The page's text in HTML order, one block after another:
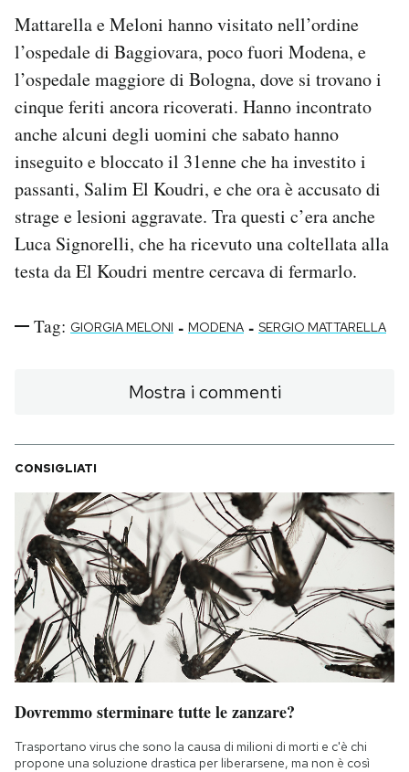
Mattarella e Meloni hanno visitato nell’ordine
l’ospedale di Baggiovara, poco fuori Modena, e
l’ospedale maggiore di Bologna, dove si trovano i
cinque feriti ancora ricoverati. Hanno incontrato
anche alcuni degli uomini che sabato hanno
inseguito e bloccato il 31enne che ha investito i
passanti, Salim El Koudri, e che ora è accusato di
strage e lesioni aggravate. Tra questi c’era anche
Luca Signorelli, che ha ricevuto una coltellata alla
testa da El Koudri mentre cercava di fermarlo.
Tag: GIORGIA MELONI - MODENA - SERGIO MATTARELLA
Mostra i commenti
CONSIGLIATI
Dovremmo sterminare tutte le zanzare?
Trasportano virus che sono la causa di milioni di morti e c'è chi
propone una soluzione drastica per liberarsene, ma non è così